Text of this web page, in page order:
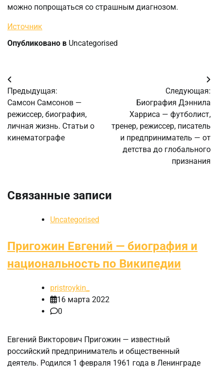
можно попрощаться со страшным диагнозом.
Источник
Опубликовано в Uncategorised
Навигация
по
записям
Предыдущая:
Самсон Самсонов —
режиссер, биография,
личная жизнь. Статьи о
кинематографе
Следующая:
Биография Дэннила
Харриса — футболист,
тренер, режиссер, писатель
и предприниматель — от
детства до глобального
признания
Связанные записи
Uncategorised
Пригожин Евгений — биография и
национальность по Википедии
pristroykin_
16 марта 2022
0
Евгений Викторович Пригожин — известный
российский предприниматель и общественный
деятель. Родился 1 февраля 1961 года в Ленинграде